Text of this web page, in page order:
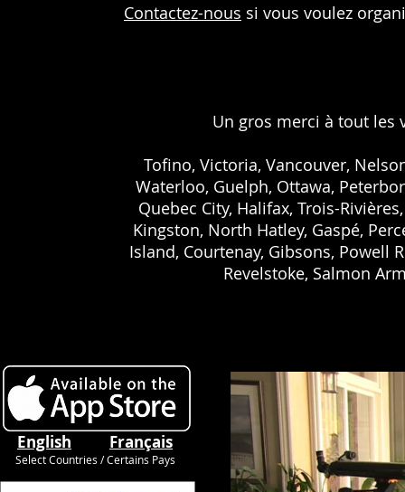
Contactez-nous si vous voulez
Un gros merci à tout les
Tofino, Victoria, Vancouver,
Waterloo, Guelph, Ottawa,
Quebec City, Halifax, Trois-
Kingston, North Hatley, Gaspé,
Island, Courtenay, Gibsons, Powell
Revelstoke, Salmon
English Français
Select Countries / Certains Pays